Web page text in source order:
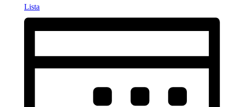
Lista